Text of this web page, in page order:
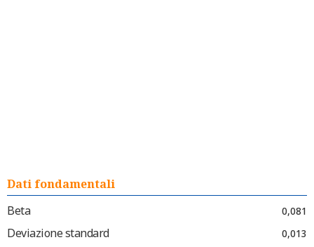
Dati fondamentali
Beta
0,081
Deviazione standard 0,013